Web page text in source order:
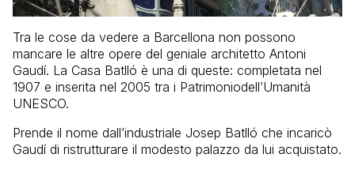
Tra le cose da vedere a Barcellona non possono
mancare le altre opere del geniale architetto Antoni
Gaudí. La Casa Batlló è una di queste: completata nel
1907 e inserita nel 2005 tra i Patrimoniodell’Umanità
UNESCO.
Prende il nome dall’industriale Josep Batlló che incaricò
Gaudí di ristrutturare il modesto palazzo da lui acquistato.